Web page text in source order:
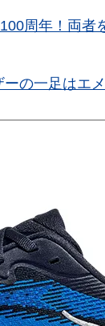
周年！両者
の一足はエ